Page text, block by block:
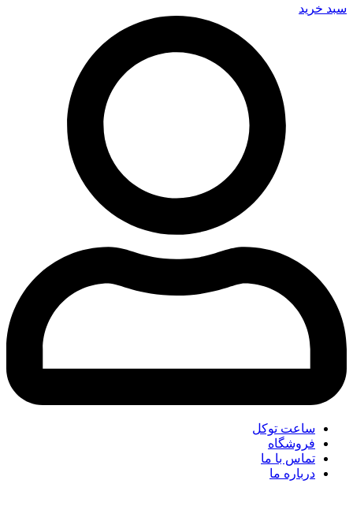
سبد خرید
ساعت توکل
فروشگاه
تماس با ما
درباره ما